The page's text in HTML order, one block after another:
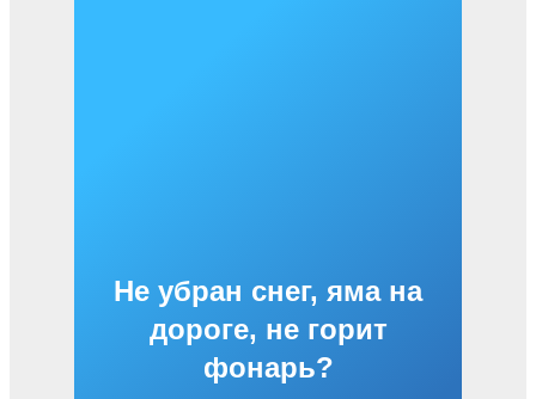
Не убран снег, яма на
дороге, не горит
фонарь?